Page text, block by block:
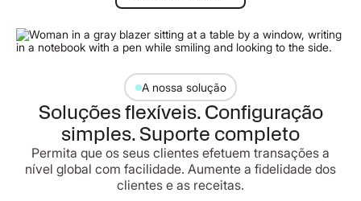
A nossa solução
Soluções flexíveis. Configuração
simples. Suporte completo
Permita que os seus clientes efetuem transações a
nível global com facilidade. Aumente a fidelidade dos
clientes e as receitas.